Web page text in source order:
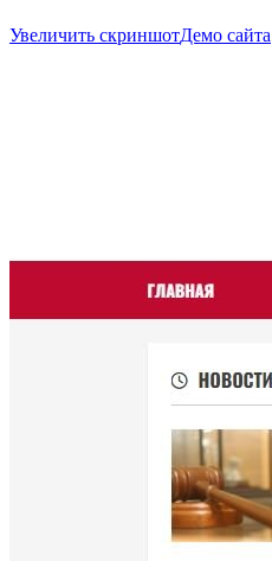
Увеличить скриншотДемо сайта